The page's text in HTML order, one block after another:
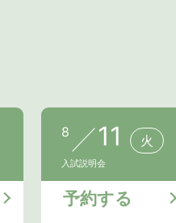
8 11 火
入試説明会
予約する